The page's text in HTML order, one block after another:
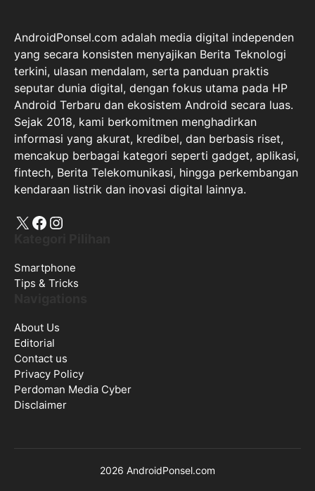
AndroidPonsel.com adalah media digital independen
yang secara konsisten menyajikan Berita Teknologi
terkini, ulasan mendalam, serta panduan praktis
seputar dunia digital, dengan fokus utama pada HP
Android Terbaru dan ekosistem Android secara luas.
Sejak 2018, kami berkomitmen menghadirkan
informasi yang akurat, kredibel, dan berbasis riset,
mencakup berbagai kategori seperti gadget, aplikasi,
fintech, Berita Telekomunikasi, hingga perkembangan
kendaraan listrik dan inovasi digital lainnya.
X Facebook
Instagram
Smartphone
Tips & Tricks
About Us
Editorial
Contact us
Privacy Policy
Perdoman Media Cyber
Disclaimer
2026 AndroidPonsel.com